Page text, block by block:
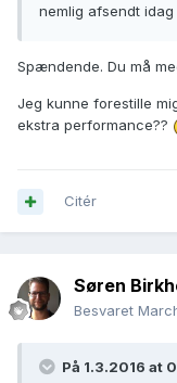
nemlig afsendt idag
Spændende. Du må
Jeg kunne forestille
ekstra performance??
Citér
Søren
Besvaret
På 1.3.2016 at